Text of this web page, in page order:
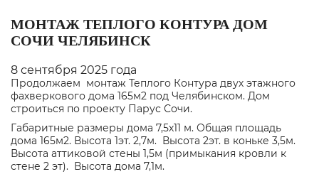
МОНТАЖ ТЕПЛОГО КОНТУРА ДОМ
СОЧИ ЧЕЛЯБИНСК
8 сентября 2025 года
Продолжаем монтаж Теплого Контура двух этажного
фахверкового дома 165м2 под Челябинском. Дом
строиться по проекту Парус Сочи.
Габаритные размеры дома 7,5х11 м. Общая площадь
дома 165м2. Высота 1эт. 2,7м. Высота 2эт. в коньке 3,5м.
Высота аттиковой стены 1,5м (примыкания кровли к
стене 2 эт). Высота дома 7,1м.